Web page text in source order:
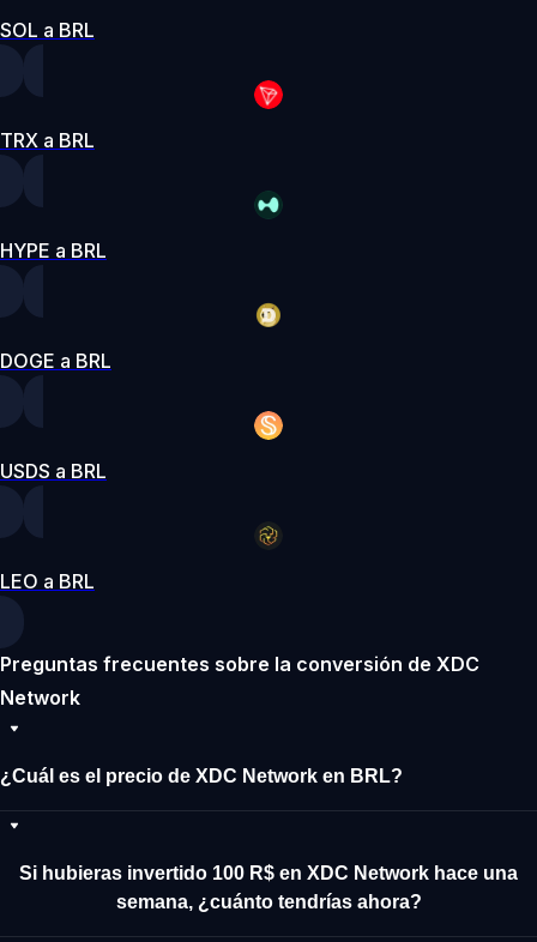
SOL a BRL
TRX a BRL
HYPE a BRL
DOGE a BRL
USDS a BRL
LEO a BRL
Preguntas frecuentes sobre la conversión de XDC
Network
¿Cuál es el precio de XDC Network en BRL?
Si hubieras invertido 100 R$ en XDC Network hace una
semana, ¿cuánto tendrías ahora?